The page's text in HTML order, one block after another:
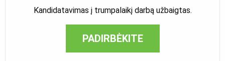
Kandidatavimas į trumpalaikį darbą užbaigtas.
PADIRBĖKITE